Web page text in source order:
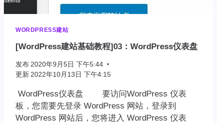
WORDPRESS建站
[WordPress建站基础教程]03：WordPress仪表盘
发布 2020年9月5日 下午5:44
更新 2022年10月13日 下午4:15
WordPress仪表盘 要访问WordPress 仪表
板，您需要先登录 WordPress 网站，登录到
WordPress 网站后，您将进入 WordPress 仪表